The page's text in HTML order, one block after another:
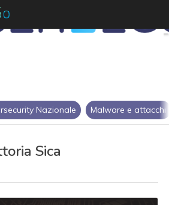
Nazionale Malware e attacchi
Sica